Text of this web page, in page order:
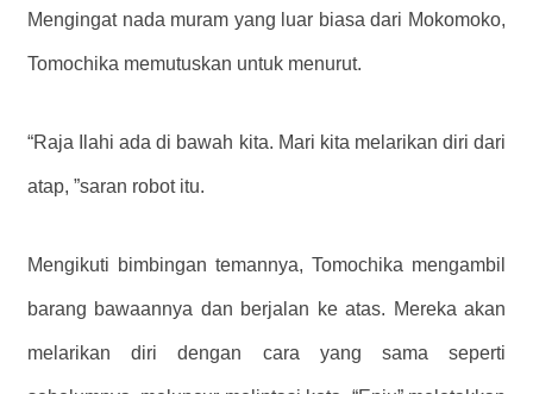
Mengingat nada muram yang luar biasa dari Mokomoko,
Tomochika memutuskan untuk menurut.
“Raja Ilahi ada di bawah kita. Mari kita melarikan diri dari
atap, ”saran robot itu.
Mengikuti bimbingan temannya, Tomochika mengambil
barang bawaannya dan berjalan ke atas. Mereka akan
melarikan diri dengan cara yang sama seperti